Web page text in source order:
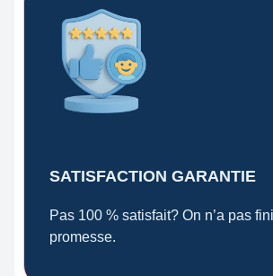
SATISFACTION GARANTIE
Pas 100 % satisfait? On n’a pas
promesse.